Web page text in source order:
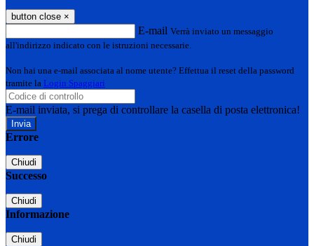
button close ×
E-mail Verrà inviato un messaggio
all'indirizzo indicato con le istruzioni necessarie.
Non hai una e-mail associata al nome utente? Effettua il reset della password
tramite la Login Spaggiari
E-mail inviata, si prega di controllare la casella di posta elettronica!
Errore
Chiudi
Successo
Chiudi
Informazione
Chiudi